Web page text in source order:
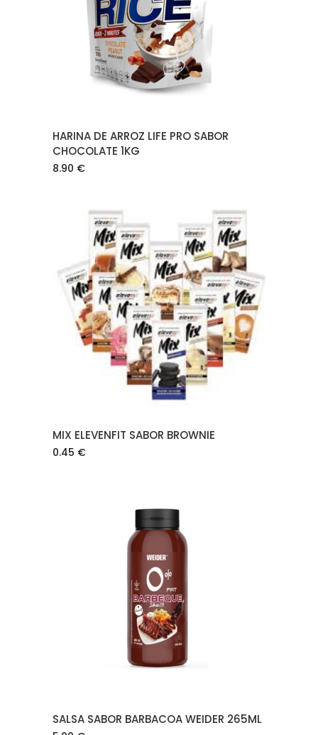
AÑADIR AL CARRITO
HARINA DE ARROZ LIFE PRO SABOR
CHOCOLATE 1KG
8.90 €
AÑADIR AL CARRITO
MIX ELEVENFIT SABOR BROWNIE
0.45 €
AÑADIR AL CARRITO
SALSA SABOR BARBACOA WEIDER 265ML